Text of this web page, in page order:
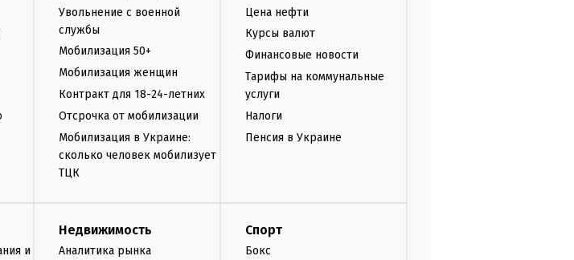
Увольнение с военной
службы
Мобилизация 50+
Мобилизация женщин
Контракт для 18-24-летних
Отсрочка от мобилизации
Мобилизация в Украине:
сколько человек мобилизует
ТЦК
Цена нефти
Курсы валют
Финансовые новости
Тарифы на коммунальные
услуги
Налоги
Пенсия в Украине
и
Недвижимость
Аналитика рынка
Спорт
Бокс